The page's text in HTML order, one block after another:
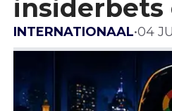
insiderbets
INTERNATIONAAL•04